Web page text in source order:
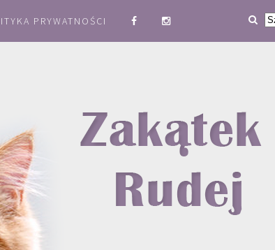
PRYWATNOŚCI